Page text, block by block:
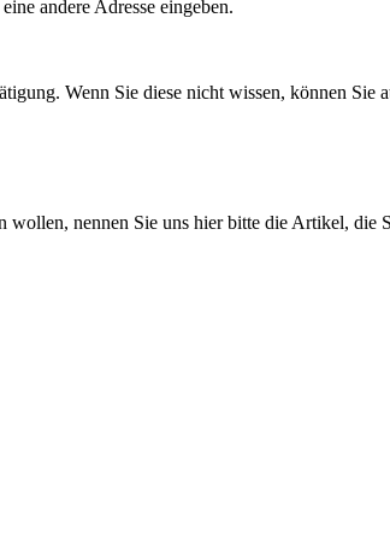
andere Adresse eingeben.
Wenn Sie diese nicht wissen, können
nennen Sie uns hier bitte die Artikel,